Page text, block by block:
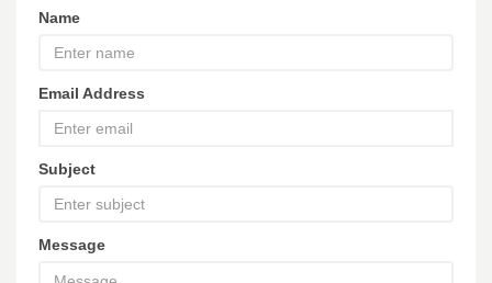
Name
Email Address
Subject
Message